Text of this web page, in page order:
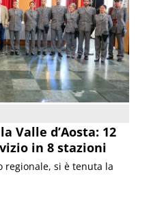
Valle d’Aosta: 12
in 8 stazioni
regionale, si è tenuta la